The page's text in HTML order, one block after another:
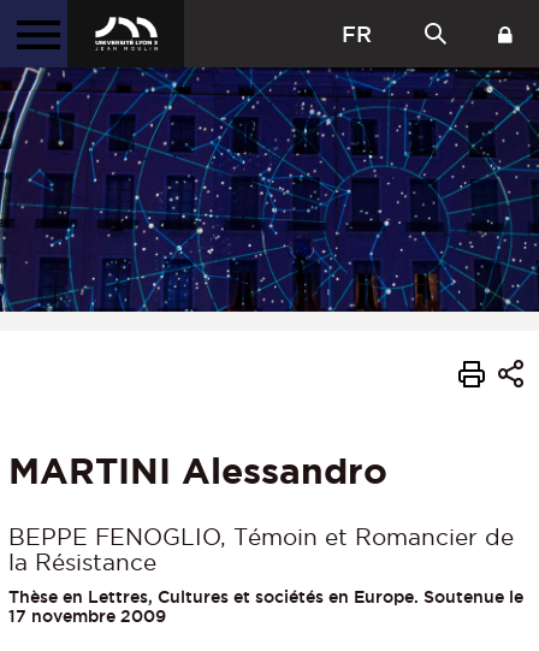
FR
MARTINI Alessandro
BEPPE FENOGLIO, Témoin et Romancier de
la Résistance
Thèse en Lettres, Cultures et sociétés en Europe. Soutenue le
17 novembre 2009